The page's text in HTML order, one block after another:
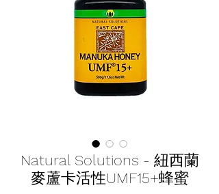
Natural Solutions - 紐西蘭
麥蘆卡活性UMF15+蜂蜜